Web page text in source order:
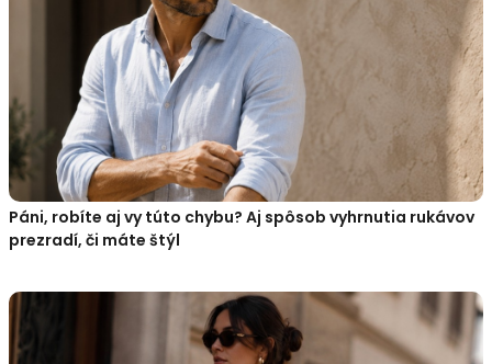
Páni, robíte aj vy túto chybu? Aj spôsob vyhrnutia rukávov
prezradí, či máte štýl